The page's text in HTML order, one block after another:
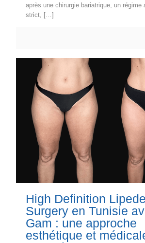
après une chirurgie bariatrique, un régime
strict,
[…]
High Definition
Surgery en Tunisie
Gam : une approche
esthétique et